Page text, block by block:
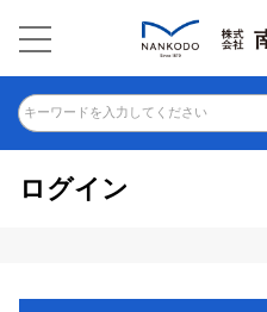
キーワードを入力してください
ログイン